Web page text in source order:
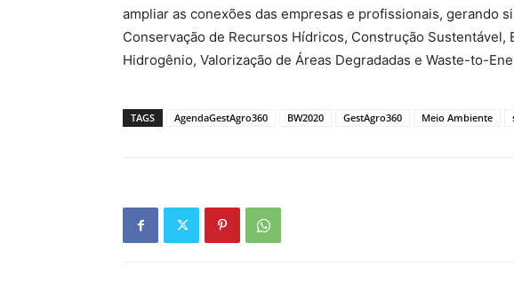
ampliar as conexões das empresas e profissionais, gerando
Conservação de Recursos Hídricos, Construção
Hidrogênio, Valorização de Áreas Degradadas e Waste-to-
TAGS AgendaGestAgro360 BW2020 GestAgro360 Meio Ambiente